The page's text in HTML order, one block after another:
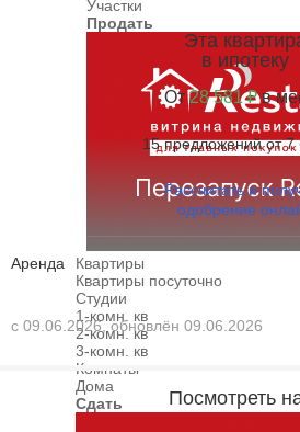
Участки
Продать
Аренда
Квартиры
Квартиры посуточно
Студии
1-комн. кв
2-комн. кв
3-комн. кв
Комнаты
Дома
Сдать
Эта
в ипотеку
От28 581 ₽в
15 предложений от 7
Рассчитать и
одобрение
с 09.06.2026, обновлён 09.06.2026
Посмотреть